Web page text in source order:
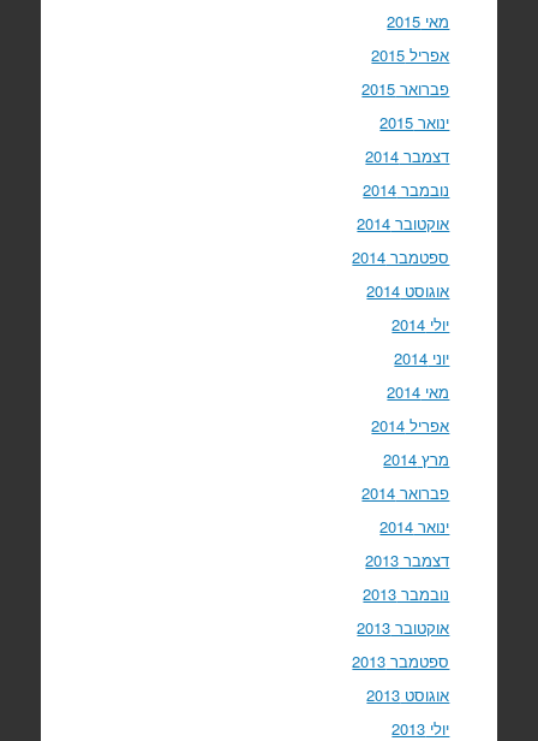
מאי 2015
אפריל 2015
פברואר 2015
ינואר 2015
דצמבר 2014
נובמבר 2014
אוקטובר 2014
ספטמבר 2014
אוגוסט 2014
יולי 2014
יוני 2014
מאי 2014
אפריל 2014
מרץ 2014
פברואר 2014
ינואר 2014
דצמבר 2013
נובמבר 2013
אוקטובר 2013
ספטמבר 2013
אוגוסט 2013
יולי 2013